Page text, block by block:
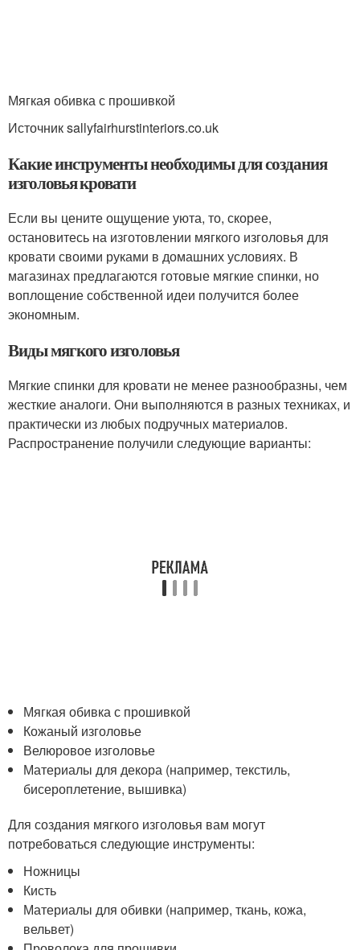
Мягкая обивка с прошивкой
Источник sallyfairhurstinteriors.co.uk
Какие инструменты необходимы для создания
изголовья кровати
Если вы цените ощущение уюта, то, скорее,
остановитесь на изготовлении мягкого изголовья для
кровати своими руками в домашних условиях. В
магазинах предлагаются готовые мягкие спинки, но
воплощение собственной идеи получится более
экономным.
Виды мягкого изголовья
Мягкие спинки для кровати не менее разнообразны, чем
жесткие аналоги. Они выполняются в разных техниках, и
практически из любых подручных материалов.
Распространение получили следующие варианты:
Мягкая обивка с прошивкой
Кожаный изголовье
Велюровое изголовье
Материалы для декора (например, текстиль,
бисероплетение, вышивка)
Для создания мягкого изголовья вам могут
потребоваться следующие инструменты:
Ножницы
Кисть
Материалы для обивки (например, ткань, кожа,
вельвет)